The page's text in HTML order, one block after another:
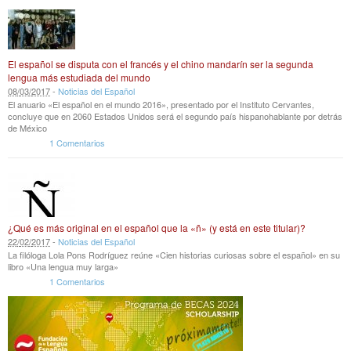
El español se disputa con el francés y el chino mandarín ser la segunda
lengua más estudiada del mundo
08/03/2017- Noticias del Español
El anuario «El español en el mundo 2016», presentado por el Instituto Cervantes,
concluye que en 2060 Estados Unidos será el segundo país hispanohablante por detrás
de México
1 Comentarios
¿Qué es más original en el español que la «ñ» (y está en este titular)?
22/02/2017- Noticias del Español
La filóloga Lola Pons Rodríguez reúne «Cien historias curiosas sobre el español» en su
libro «Una lengua muy larga»
1 Comentarios